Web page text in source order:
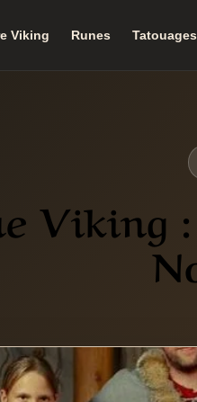
Viking Runes Tatouages
Viking :